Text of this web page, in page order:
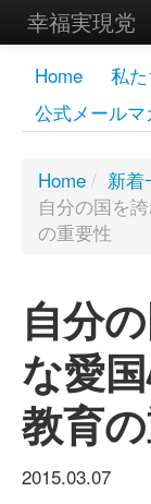
幸福実現党
メンバーズ
党員
お問い合わせ
Home 私
公式メールマ
Home / 新着
自分の国を
の重要性
自分
な愛
教育
2015.03.07